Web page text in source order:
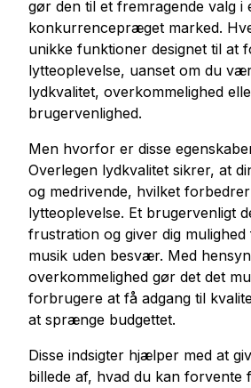
gør den til et fremragende valg i
konkurrencepræget marked.
unikke funktioner designet til at
lytteoplevelse, uanset om du
lydkvalitet, overkommelighed
brugervenlighed.
Men hvorfor er disse
Overlegen lydkvalitet sikrer, at
og medrivende, hvilket
lytteoplevelse. Et brugervenligt
frustration og giver dig
musik uden besvær. Med
overkommelighed gør det det
forbrugere at få adgang til
at sprænge budgettet.
Disse indsigter hjælper med at
billede af, hvad du kan